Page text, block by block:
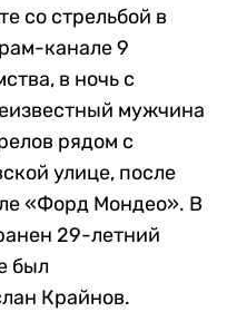
со стрельбой в
канале 9
в ночь с
мужчина
рядом с
улице, после
«Форд Мондео». В
29-летний
был
Крайнов.